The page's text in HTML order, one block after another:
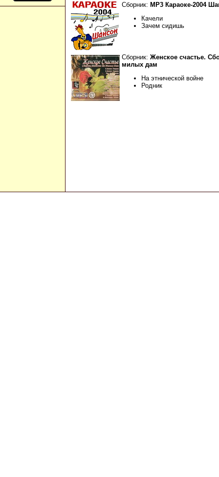
Сборник: МР3 Караоке-2004
Качели
Зачем сидишь
Сборник: Женское счастье.
милых дам
На этнической войне
Родник